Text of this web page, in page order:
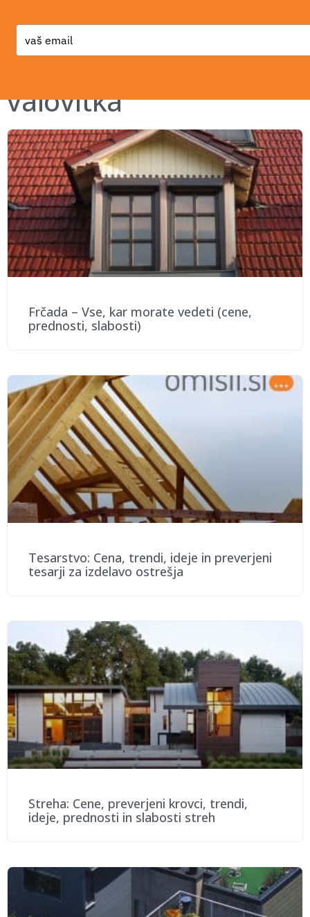
valovitka
Frčada – Vse, kar morate vedeti (cene,
prednosti, slabosti)
Tesarstvo: Cena, trendi, ideje in preverjeni
tesarji za izdelavo ostrešja
Streha: Cene, preverjeni krovci, trendi,
ideje, prednosti in slabosti streh
Type
email